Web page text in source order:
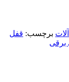
برچسب: قفل
برقی